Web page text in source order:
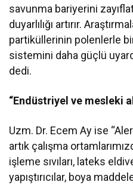
savunma bariyerini
duyarlılığı artırır.
partiküllerinin polenlerle
sistemini daha güçlü
dedi.
“Endüstriyel ve mesleki
Uzm. Dr. Ecem Ay ise
artık çalışma
işleme sıvıları, lateks
yapıştırıcılar, boya